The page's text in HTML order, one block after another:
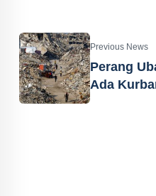
Previous News
Perang
Ada